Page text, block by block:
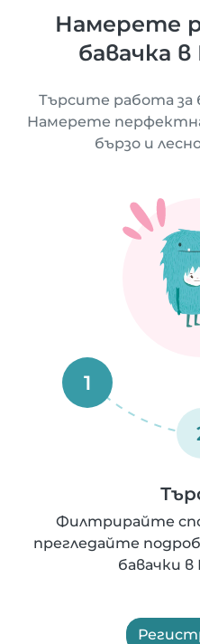
Намерете
бавачка
Търсите работа за
Намерете
бързо и
1
Филтрирайте
прегледайте
бавачки в